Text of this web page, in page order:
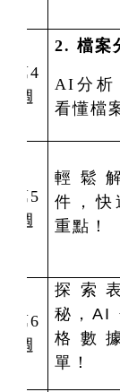
第4
週
2. 檔案
AI分析
看懂檔
第5
週
輕鬆
件，快
重點！
第6
週
探索
秘，AI
格數
單！